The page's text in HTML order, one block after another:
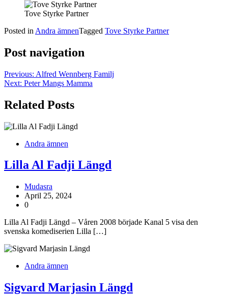
Tove Styrke Partner
Posted in Andra ämnenTagged Tove Styrke Partner
Post navigation
Previous: Alfred Wennberg Familj
Next: Peter Mangs Mamma
Related Posts
Andra ämnen
Lilla Al Fadji Längd
Mudasra
April 25, 2024
0
Lilla Al Fadji Längd – Våren 2008 började Kanal 5 visa den
svenska komediserien Lilla […]
Andra ämnen
Sigvard Marjasin Längd